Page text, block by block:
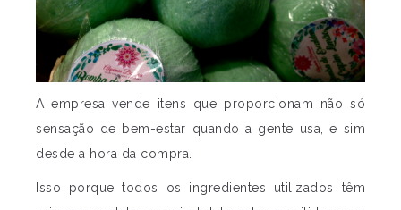
A empresa vende itens que proporcionam não só
sensação de bem-estar quando a gente usa, e sim
desde a hora da compra.
Isso porque todos os ingredientes utilizados têm